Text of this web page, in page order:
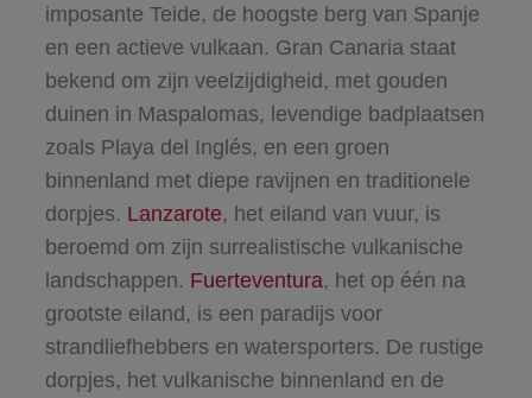
imposante Teide, de hoogste berg van Spanje
en een actieve vulkaan. Gran Canaria staat
bekend om zijn veelzijdigheid, met gouden
duinen in Maspalomas, levendige badplaatsen
zoals Playa del Inglés, en een groen
binnenland met diepe ravijnen en traditionele
dorpjes. Lanzarote, het eiland van vuur, is
beroemd om zijn surrealistische vulkanische
landschappen. Fuerteventura, het op één na
grootste eiland, is een paradijs voor
strandliefhebbers en watersporters. De rustige
dorpjes, het vulkanische binnenland en de